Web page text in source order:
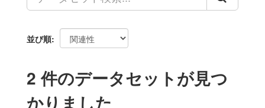
並び順
2 件のデータセットが見つ
かりました